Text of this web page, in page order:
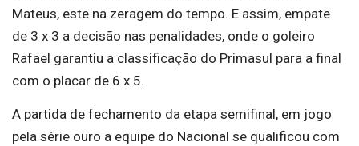
Mateus, este na zeragem do tempo. E assim, empate
de 3 x 3 a decisão nas penalidades, onde o goleiro
Rafael garantiu a classificação do Primasul para a final
com o placar de 6 x 5.
A partida de fechamento da etapa semifinal, em jogo
pela série ouro a equipe do Nacional se qualificou com